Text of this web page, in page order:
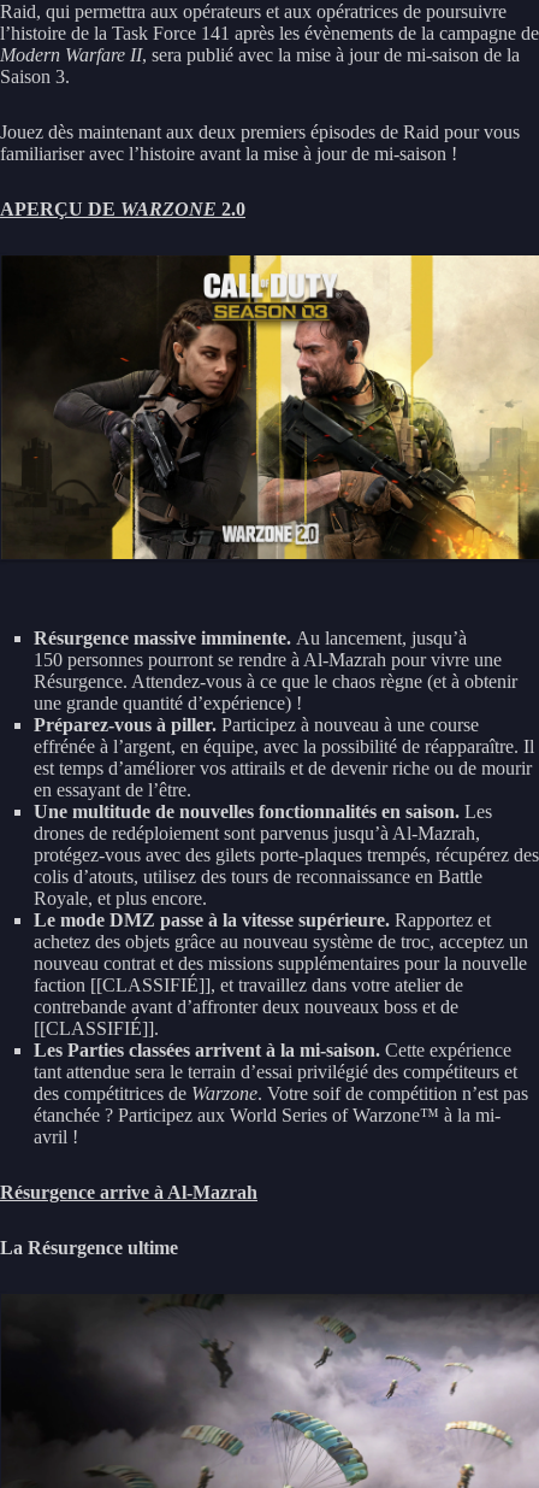
Raid, qui permettra aux opérateurs et aux opératrices de poursuivre
l’histoire de la Task Force 141 après les évènements de la campagne de
Modern Warfare II, sera publié avec la mise à jour de mi-saison de la
Saison 3.
Jouez dès maintenant aux deux premiers épisodes de Raid pour vous
familiariser avec l’histoire avant la mise à jour de mi-saison !
APERÇU DE WARZONE 2.0
Résurgence massive imminente. Au lancement, jusqu’à
150 personnes pourront se rendre à Al-Mazrah pour vivre une
Résurgence. Attendez-vous à ce que le chaos règne (et à obtenir
une grande quantité d’expérience) !
Préparez-vous à piller. Participez à nouveau à une course
effrénée à l’argent, en équipe, avec la possibilité de réapparaître. Il
est temps d’améliorer vos attirails et de devenir riche ou de mourir
en essayant de l’être.
Une multitude de nouvelles fonctionnalités en saison. Les
drones de redéploiement sont parvenus jusqu’à Al-Mazrah,
protégez-vous avec des gilets porte-plaques trempés, récupérez des
colis d’atouts, utilisez des tours de reconnaissance en Battle
Royale, et plus encore.
Le mode DMZ passe à la vitesse supérieure. Rapportez et
achetez des objets grâce au nouveau système de troc, acceptez un
nouveau contrat et des missions supplémentaires pour la nouvelle
faction [[CLASSIFIÉ]], et travaillez dans votre atelier de
contrebande avant d’affronter deux nouveaux boss et de
[[CLASSIFIÉ]].
Les Parties classées arrivent à la mi-saison. Cette expérience
tant attendue sera le terrain d’essai privilégié des compétiteurs et
des compétitrices de Warzone. Votre soif de compétition n’est pas
étanchée ? Participez aux World Series of Warzone™ à la mi-
avril !
Résurgence arrive à Al-Mazrah
La Résurgence ultime